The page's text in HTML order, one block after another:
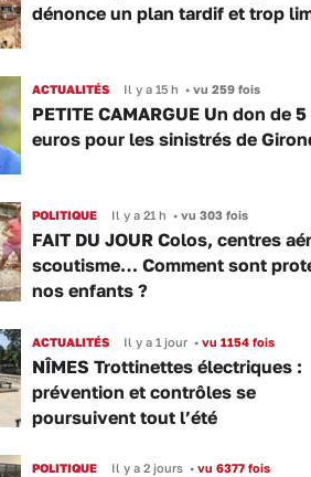
dénonce un plan tardif et trop
ACTUALITÉS Il y a 15 h •vu 259 fois
PETITE CAMARGUE Un don de
euros pour les sinistrés de
POLITIQUE Il y a 21 h •vu 303 fois
FAIT DU JOUR Colos, centres
scoutisme… Comment sont
nos enfants ?
ACTUALITÉS Il y a 1 jour •vu 1154 fois
NÎMES Trottinettes électriques :
prévention et contrôles se
poursuivent tout l’été
POLITIQUE Il y a 2 jours •vu 6377 fois